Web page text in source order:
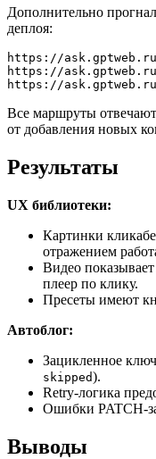
Дополнительно
деплоя:
https://
https://
Все маршруты
от добавления новых
Результаты
UX библиотеки:
Картинки
отражением
Видео
плеер по клику.
Пресеты имеют
Автоблог:
Зацикленное
skipped).
Retry-логика
Ошибки PATCH-
Выводы